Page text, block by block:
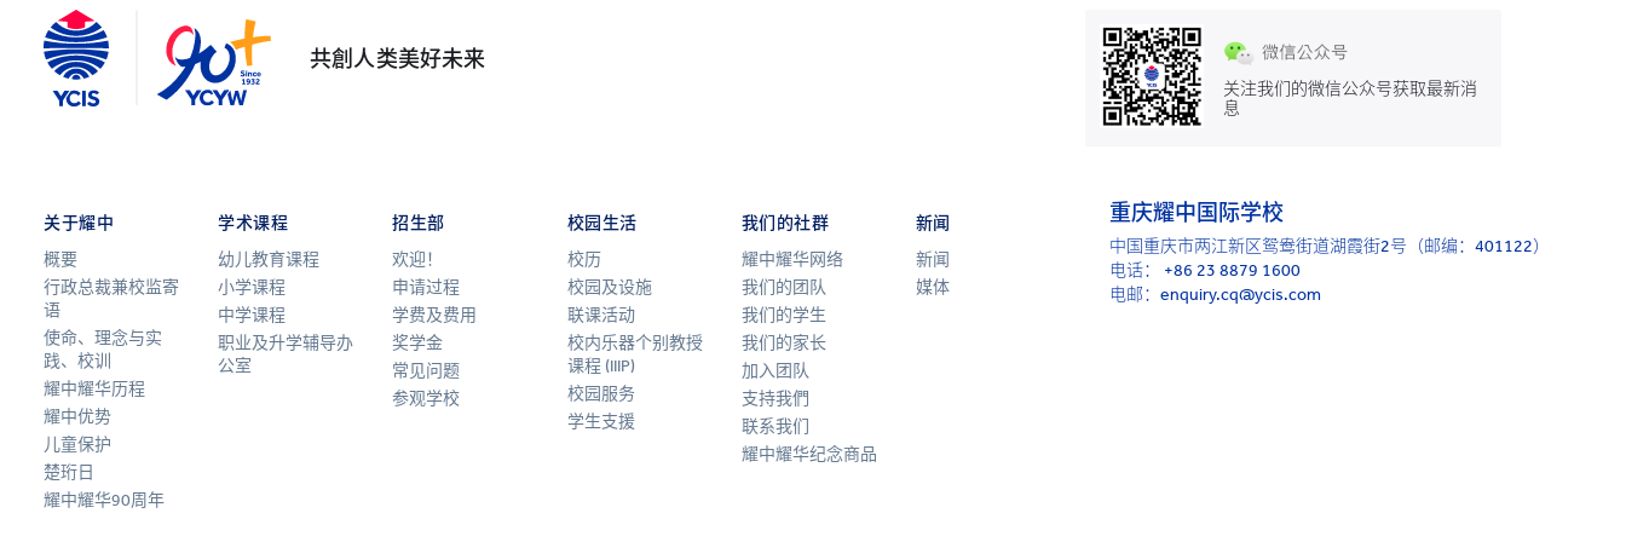
共創人类美好未来
关于耀中
概要
行政总裁兼校监寄
语
使命、理念与实
践、校训
耀中耀华历程
耀中优势
儿童保护
楚珩日
耀中耀华90周年
学术课程
幼儿教育课程
小学课程
中学课程
职业及升学辅导办
公室
招生部
欢迎！
申请过程
学费及费用
奖学金
常见问题
参观学校
校园生活
校历
校园及设施
联课活动
校内乐器个别教授
课程 (IIIP)
校园服务
学生支援
我们的社群
耀中耀华网络
我们的团队
我们的学生
我们的家长
加入团队
支持我們
联系我们
耀中耀华纪念商品
新闻
新闻
媒体
关注我们的微信公众号获取最新消
息
重庆耀中国际学校
中国重庆市两江新区鸳鸯街道湖霞街2号（邮编：401122）
电话： +86 23 8879 1600
电邮：enquiry.cq@ycis.com